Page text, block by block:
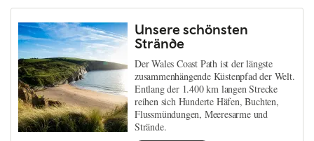
Unsere schönsten
Strände
Der Wales Coast Path ist der längste
zusammenhängende Küstenpfad der Welt.
Entlang der 1.400 km langen Strecke
reihen sich Hunderte Häfen, Buchten,
Flussmündungen, Meeresarme und
Strände.